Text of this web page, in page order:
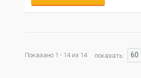
Показано 1 - 14 из 14 показать: 60